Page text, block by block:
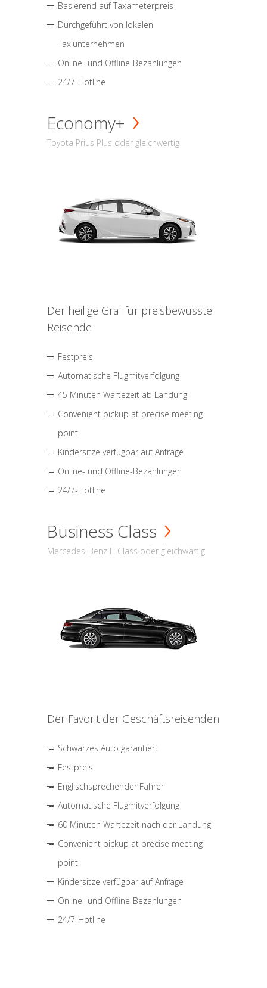
Basierend auf Taxameterpreis
Durchgeführt von lokalen
Taxiunternehmen
Online- und Offline-Bezahlungen
24/7-Hotline
Economy+
Toyota Prius Plus oder gleichwertig
Der heilige Gral für preisbewusste
Reisende
Festpreis
Automatische Flugmitverfolgung
45 Minuten Wartezeit ab Landung
Convenient pickup at precise meeting
point
Kindersitze verfügbar auf Anfrage
Online- und Offline-Bezahlungen
24/7-Hotline
Business Class
Mercedes-Benz E-Class oder gleichwärtig
Der Favorit der Geschäftsreisenden
Schwarzes Auto garantiert
Festpreis
Englischsprechender Fahrer
Automatische Flugmitverfolgung
60 Minuten Wartezeit nach der Landung
Convenient pickup at precise meeting
point
Kindersitze verfügbar auf Anfrage
Online- und Offline-Bezahlungen
24/7-Hotline